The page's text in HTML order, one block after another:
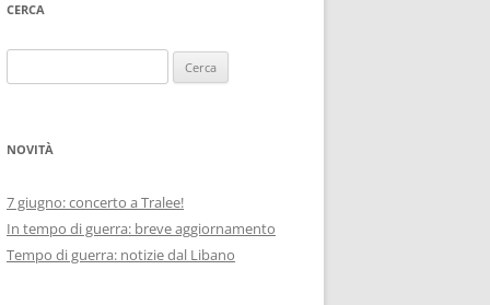
CERCA
per:
NOVITÀ
7 giugno: concerto a Tralee!
In tempo di guerra: breve aggiornamento
Tempo di guerra: notizie dal Libano